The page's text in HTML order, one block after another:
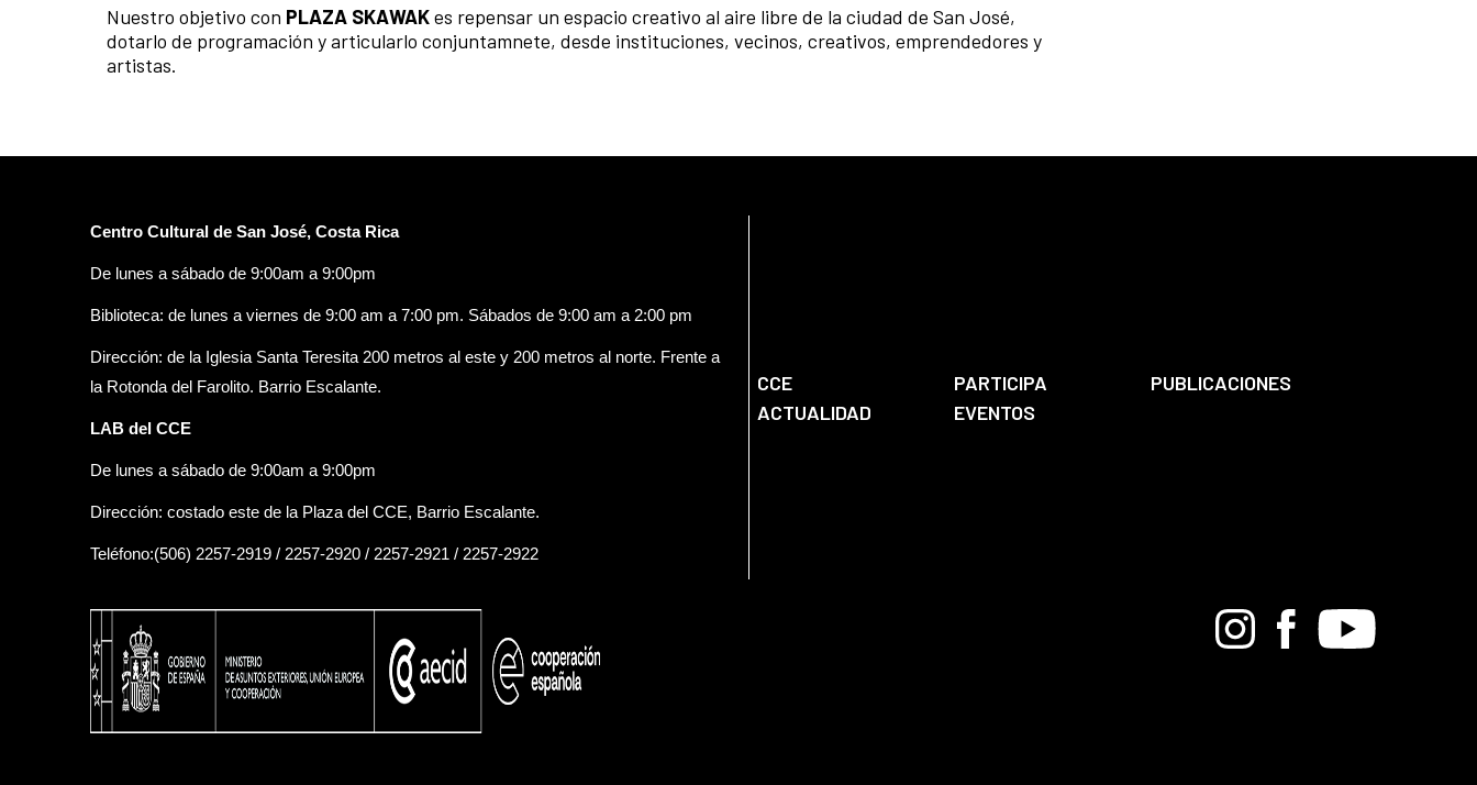
Nuestro objetivo con PLAZA SKAWAKes repensar un espacio creativo al aire libre de la ciudad de San José,
dotarlo de programación y articularlo conjuntamnete, desde instituciones, vecinos, creativos, emprendedores y
artistas.
Centro Cultural de San José, Costa Rica
De lunes a sábado de 9:00am a 9:00pm
Biblioteca: de lunes a viernes de 9:00 am a 7:00 pm. Sábados de 9:00 am a 2:00 pm
Dirección: de la Iglesia Santa Teresita 200 metros al este y 200 metros al norte. Frente a
la Rotonda del Farolito. Barrio Escalante.
LAB del CCE
De lunes a sábado de 9:00am a 9:00pm
Dirección: costado este de la Plaza del CCE, Barrio Escalante.
Teléfono:(506) 2257-2919 / 2257-2920 / 2257-2921 / 2257-2922
CCE PARTICIPA
PUBLICACIONES
ACTUALIDAD
EVENTOS
BandcampInstagramFacebook
Youtube